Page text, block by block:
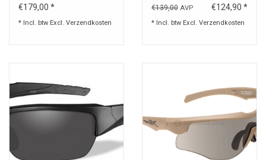
Grey
€179,00 *
* Incl. btw Excl. Verzendkosten
BLACK FRAME
€139,00 AVP €124,90 *
* Incl. btw Excl. Verzendkosten